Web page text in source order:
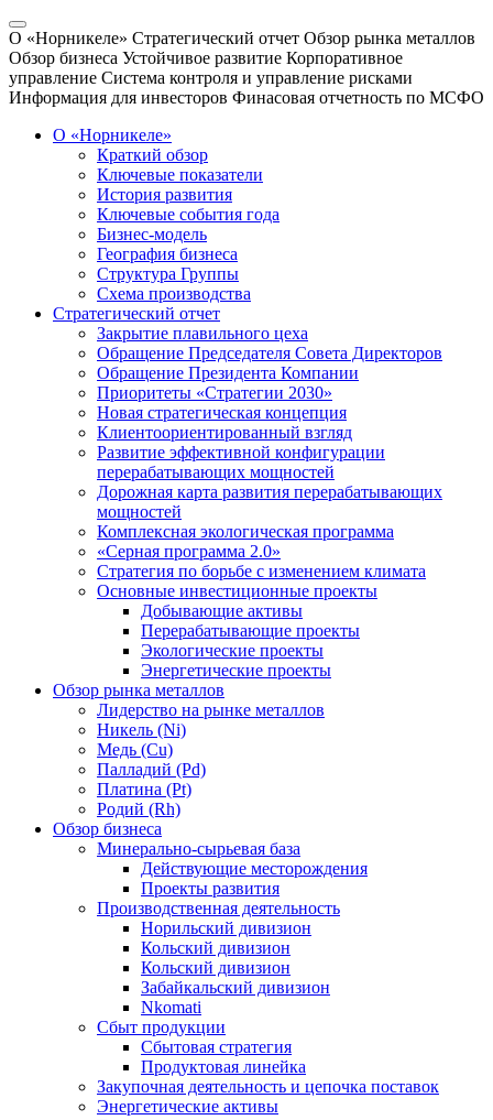
О «Норникеле» Стратегический отчет Обзор рынка металлов
Обзор бизнеса Устойчивое развитие Корпоративное
управление Система контроля и управление рисками
Информация для инвесторов Финасовая отчетность по МСФО
О «Норникеле»
Краткий обзор
Ключевые показатели
История развития
Ключевые события года
Бизнес-модель
География бизнеса
Структура Группы
Схема производства
Стратегический отчет
Закрытие плавильного цеха
Обращение Председателя Совета Директоров
Обращение Президента Компании
Приоритеты «Стратегии 2030»
Новая стратегическая концепция
Клиентоориентированный взгляд
Развитие эффективной конфигурации
перерабатывающих мощностей
Дорожная карта развития перерабатывающих
мощностей
Комплексная экологическая программа
«Серная программа 2.0»
Стратегия по борьбе с изменением климата
Основные инвестиционные проекты
Добывающие активы
Перерабатывающие проекты
Экологические проекты
Энергетические проекты
Обзор рынка металлов
Лидерство на рынке металлов
Никель (Ni)
Медь (Cu)
Палладий (Pd)
Платина (Pt)
Родий (Rh)
Обзор бизнеса
Минерально-сырьевая база
Действующие месторождения
Проекты развития
Производственная деятельность
Норильский дивизион
Кольский дивизион
Кольский дивизион
Забайкальский дивизион
Nkomati
Сбыт продукции
Сбытовая стратегия
Продуктовая линейка
Закупочная деятельность и цепочка поставок
Энергетические активы